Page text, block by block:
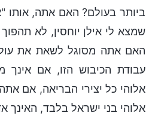
ביותר בעולם? האם אתה, אותו
שמצא לי אילן יוחסין, לא
האם אתה מסוגל לשאת את
עבודת הכיבוש הזו, אם אינך
אלוהי כל יצירי הבריאה, אם
אלוהי בני ישראל בלבד, האינך